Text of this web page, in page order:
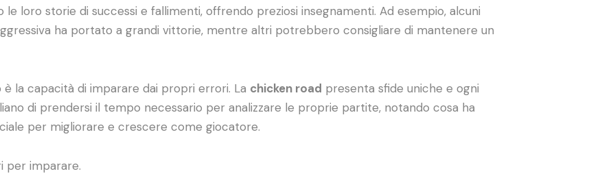
le loro storie di successi e fallimenti, offrendo preziosi insegnamenti. Ad esempio, alcuni
ha portato a grandi vittorie, mentre altri potrebbero consigliare di mantenere un
la capacità di imparare dai propri errori. La chicken road presenta sfide uniche e ogni
di prendersi il tempo necessario per analizzare le proprie partite, notando cosa ha
per migliorare e crescere come giocatore.
per imparare.